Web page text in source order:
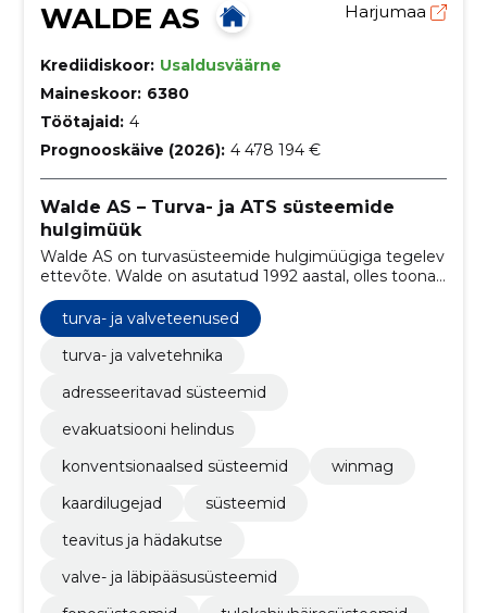
WALDE AS Harjumaa
Krediidiskoor: Usaldusväärne
Maineskoor: 6380
Töötajaid: 4
Prognooskäive (2026): 4 478 194 €
Walde AS – Turva- ja ATS süsteemide
hulgimüük
Walde AS on turvasüsteemide hulgimüügiga tegelev
ettevõte. Walde on asutatud 1992 aastal, olles toona
üks esimesi selles valdkonnas tegutsevaid
ettevõtteid.
turva- ja valveteenused
turva- ja valvetehnika
adresseeritavad süsteemid
evakuatsiooni helindus
konventsionaalsed süsteemid
winmag
kaardilugejad
süsteemid
teavitus ja hädakutse
valve- ja läbipääsusüsteemid